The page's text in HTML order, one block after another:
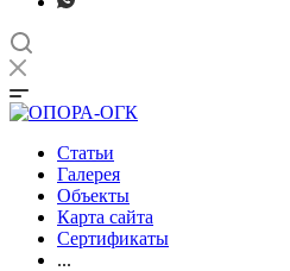
Статьи
Галерея
Объекты
Карта сайта
Сертификаты
...